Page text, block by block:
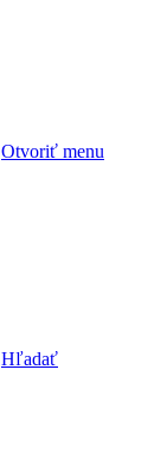
Otvoriť menu
Hľadať